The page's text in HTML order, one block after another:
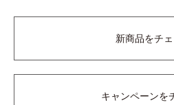
新商品をチ
キャンペーンを